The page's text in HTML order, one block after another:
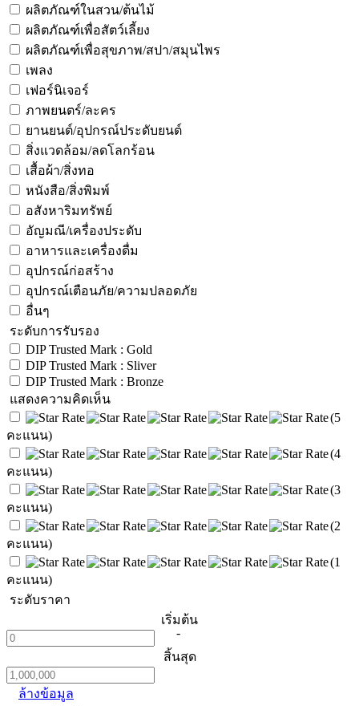
ผลิตภัณฑ์ในสวน/ต้นไม้
ผลิตภัณฑ์เพื่อสัตว์เลี้ยง
ผลิตภัณฑ์เพื่อสุขภาพ/สปา/สมุนไพร
เพลง
เฟอร์นิเจอร์
ภาพยนตร์/ละคร
ยานยนต์/อุปกรณ์ประดับยนต์
สิ่งแวดล้อม/ลดโลกร้อน
เสื้อผ้า/สิ่งทอ
หนังสือ/สิ่งพิมพ์
อสังหาริมทรัพย์
อัญมณี/เครื่องประดับ
อาหารและเครื่องดื่ม
อุปกรณ์ก่อสร้าง
อุปกรณ์เตือนภัย/ความปลอดภัย
อื่นๆ
ระดับการรับรอง
DIP Trusted Mark : Gold
DIP Trusted Mark : Sliver
DIP Trusted Mark : Bronze
แสดงความคิดเห็น
(5
คะแนน)
(4
คะแนน)
(3
คะแนน)
(2
คะแนน)
(1
คะแนน)
ระดับราคา
เริ่มต้น
สิ้นสุด
-
ล้างข้อมูล